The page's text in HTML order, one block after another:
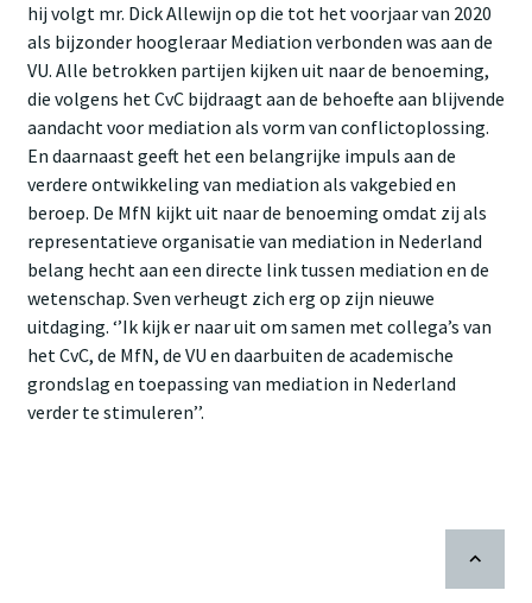
hij volgt mr. Dick Allewijn op die tot het voorjaar van 2020
als bijzonder hoogleraar Mediation verbonden was aan de
VU. Alle betrokken partijen kijken uit naar de benoeming,
die volgens het CvC bijdraagt aan de behoefte aan blijvende
aandacht voor mediation als vorm van conflictoplossing.
En daarnaast geeft het een belangrijke impuls aan de
verdere ontwikkeling van mediation als vakgebied en
beroep. De MfN kijkt uit naar de benoeming omdat zij als
representatieve organisatie van mediation in Nederland
belang hecht aan een directe link tussen mediation en de
wetenschap. Sven verheugt zich erg op zijn nieuwe
uitdaging. ‘’Ik kijk er naar uit om samen met collega’s van
het CvC, de MfN, de VU en daarbuiten de academische
grondslag en toepassing van mediation in Nederland
verder te stimuleren’’.